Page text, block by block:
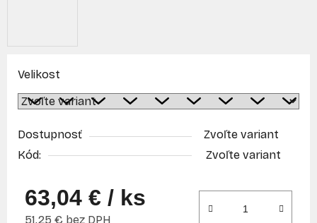
Velikost
Dostupnosť
Zvoľte variant
Kód:
Zvoľte variant
63,04 € / ks
51,25 € bez DPH